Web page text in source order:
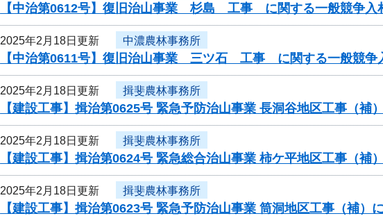
【中治第0612号】復旧治山事業 杉島 工事 に関する一般競争入
2025年2月18日更新 中濃農林事務所
【中治第0611号】復旧治山事業 三ツ石 工事 に関する一般競争
2025年2月18日更新 揖斐農林事務所
【建設工事】揖治第0625号 緊急予防治山事業 長洞谷地区工事（補
2025年2月18日更新 揖斐農林事務所
【建設工事】揖治第0624号 緊急総合治山事業 柿ケ平地区工事（補
2025年2月18日更新 揖斐農林事務所
【建設工事】揖治第0623号 緊急予防治山事業 筒洞地区工事（補）